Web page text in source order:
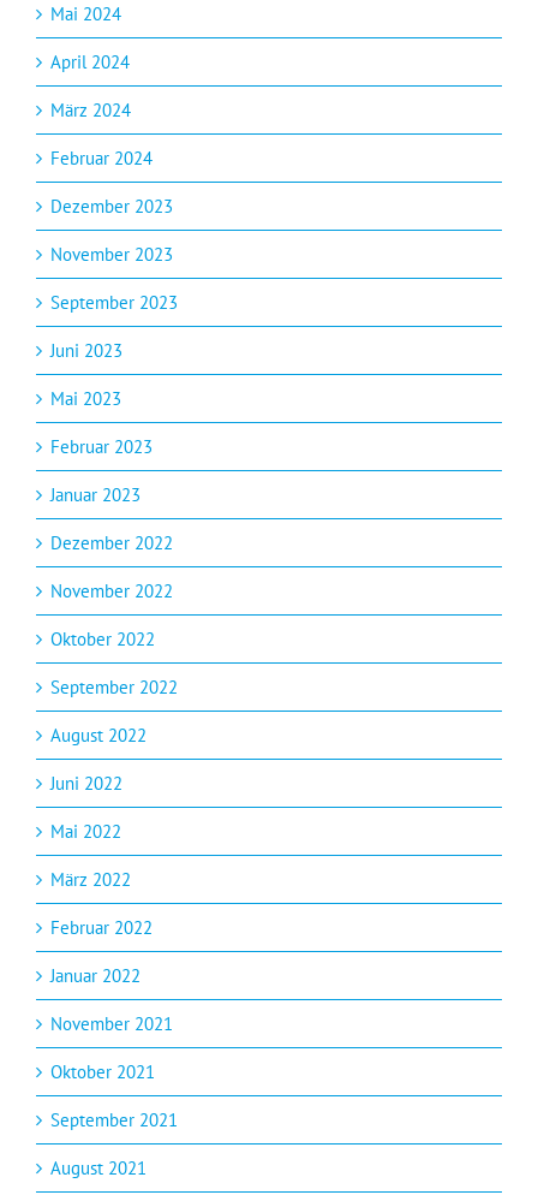
Mai 2024
April 2024
März 2024
Februar 2024
Dezember 2023
November 2023
September 2023
Juni 2023
Mai 2023
Februar 2023
Januar 2023
Dezember 2022
November 2022
Oktober 2022
September 2022
August 2022
Juni 2022
Mai 2022
März 2022
Februar 2022
Januar 2022
November 2021
Oktober 2021
September 2021
August 2021